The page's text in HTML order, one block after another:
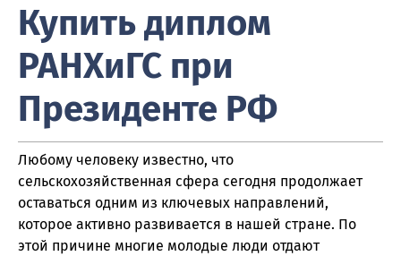
Купить диплом
РАНХиГС при
Президенте РФ
Любому человеку известно, что
сельскохозяйственная сфера сегодня продолжает
оставаться одним из ключевых направлений,
которое активно развивается в нашей стране. По
этой причине многие молодые люди отдают